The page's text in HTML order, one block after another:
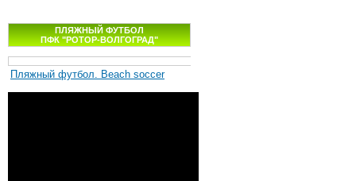
ПЛЯЖНЫЙ ФУТБОЛ
ПФК "РОТОР-ВОЛГОГРАД"
Пляжный футбол. Beach soccer